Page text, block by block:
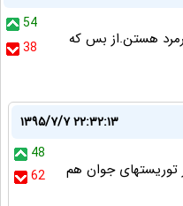
54
38
هستن.از بس که
۱۳۹۵/۷/۷ ۲۲:۳۲:۱۳
48
62
توریستهای جوان هم